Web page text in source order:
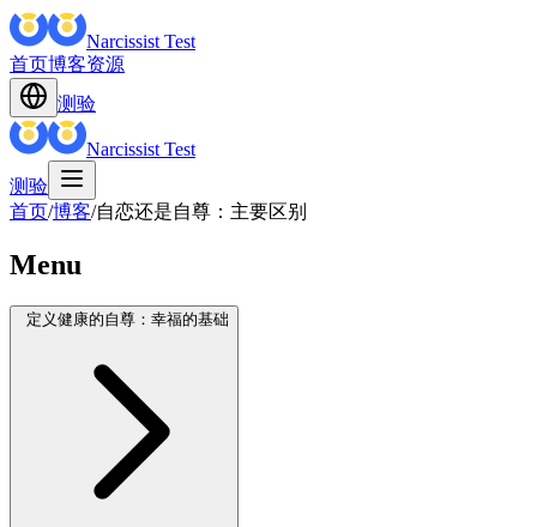
Narcissist Test
首页博客资源
测验
Narcissist Test
测验
首页/博客/自恋还是自尊：主要区别
Menu
定义健康的自尊：幸福的基础